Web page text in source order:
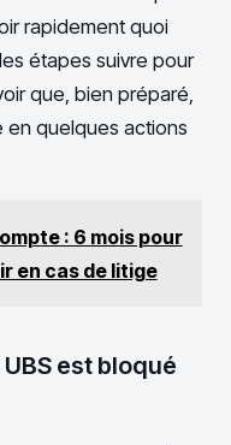
rapidement quoi
étapes suivre pour
que, bien préparé,
en quelques actions
: 6 mois pour
en cas de litige
est bloqué